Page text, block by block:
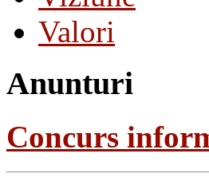
Valori
Anunturi
Concurs